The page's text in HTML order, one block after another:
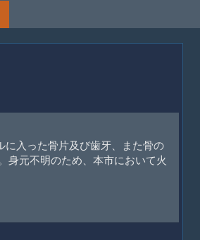
に入った骨片及び歯牙、また骨の
身元不明のため、本市において火